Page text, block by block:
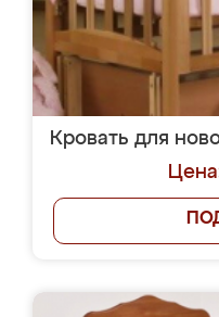
Кровать для